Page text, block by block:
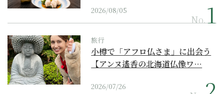
2026/08/05
No.
旅行
小樽で「アフロ仏さま」に出会う
【アンヌ遙香の北海道仏像ワ…
2026/07/26